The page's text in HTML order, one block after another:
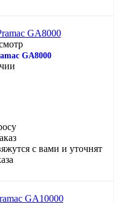
GA8000
с вами и уточнят